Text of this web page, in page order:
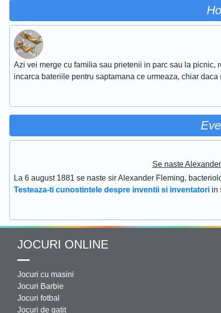
Azi vei merge cu familia sau prietenii in parc sau la picnic,
incarca bateriile pentru saptamana ce urmeaza, chiar
Se naste
La 6 august 1881 se naste sir Alexander Fleming,
Testeaza-ti cunostintele despre inventii si inventatori in
JOCURI ONLINE
Jocuri cu masini
Jocuri Barbie
Jocuri fotbal
Jocuri de gatit